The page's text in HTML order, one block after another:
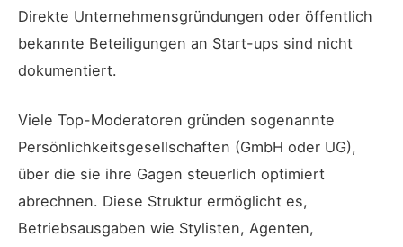
Direkte Unternehmensgründungen oder öffentlich
bekannte Beteiligungen an Start-ups sind nicht
dokumentiert.
Viele Top-Moderatoren gründen sogenannte
Persönlichkeitsgesellschaften (GmbH oder UG),
über die sie ihre Gagen steuerlich optimiert
abrechnen. Diese Struktur ermöglicht es,
Betriebsausgaben wie Stylisten, Agenten,